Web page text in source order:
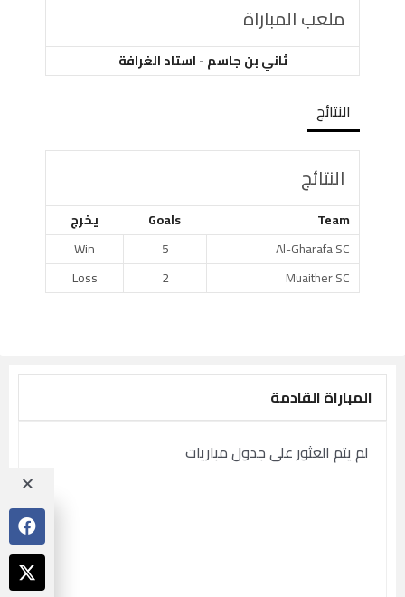
ملعب المباراة
ثاني بن جاسم - استاد الغرافة
النتائج
النتائج
Team
Goals
يخرج
Al-Gharafa SC
5
Win
Muaither SC
2
Loss
المباراة القادمة
لم يتم العثور على جدول مباريات